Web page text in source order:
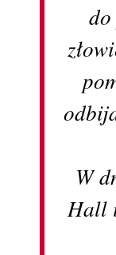
W
Hall